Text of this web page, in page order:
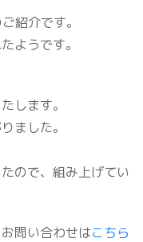
紹介です。
ようです。
します。
ました。
ので、組み上げてい
問い合わせはこちら